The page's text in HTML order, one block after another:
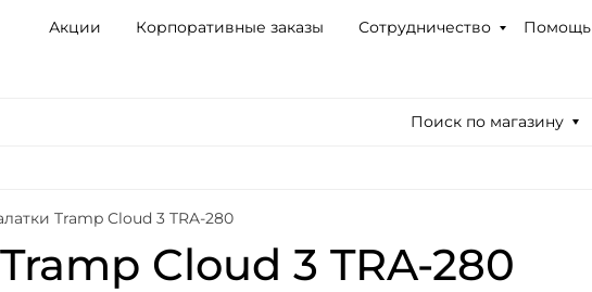
Акции Корпоративные заказы Сотрудничество Помощь
Поиск по магазину
Tramp Cloud 3 TRA-280
Cloud 3 TRA-280